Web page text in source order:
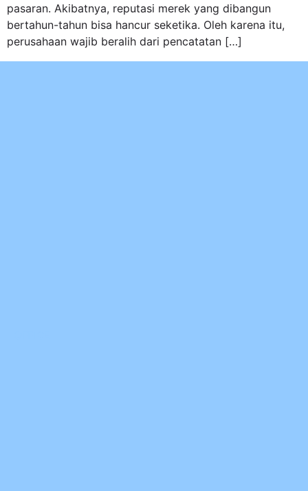
pasaran. Akibatnya, reputasi merek yang dibangun
bertahun-tahun bisa hancur seketika. Oleh karena itu,
perusahaan wajib beralih dari pencatatan […]